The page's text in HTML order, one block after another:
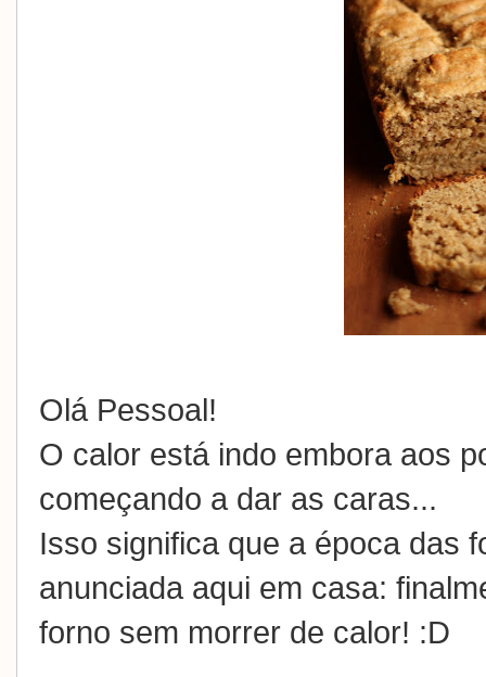
Olá Pessoal!
O calor está indo embora aos
começando a dar as caras...
Isso significa que a época das
anunciada aqui em casa:
forno sem morrer de calor! :D